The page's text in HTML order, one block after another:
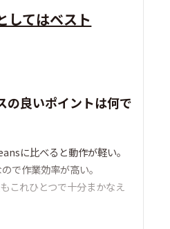
してはベスト
の良いポイントは何で
に比べると動作が軽い。
で作業効率が高い。
これひとつで十分まかなえ